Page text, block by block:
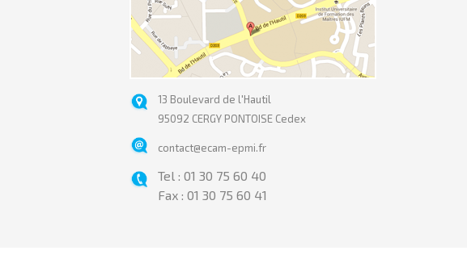
13 Boulevard de l'Hautil
95092 CERGY PONTOISE Cedex
contact@ecam-epmi.fr
Tel : 01 30 75 60 40
Fax : 01 30 75 60 41